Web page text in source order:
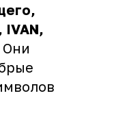
Они